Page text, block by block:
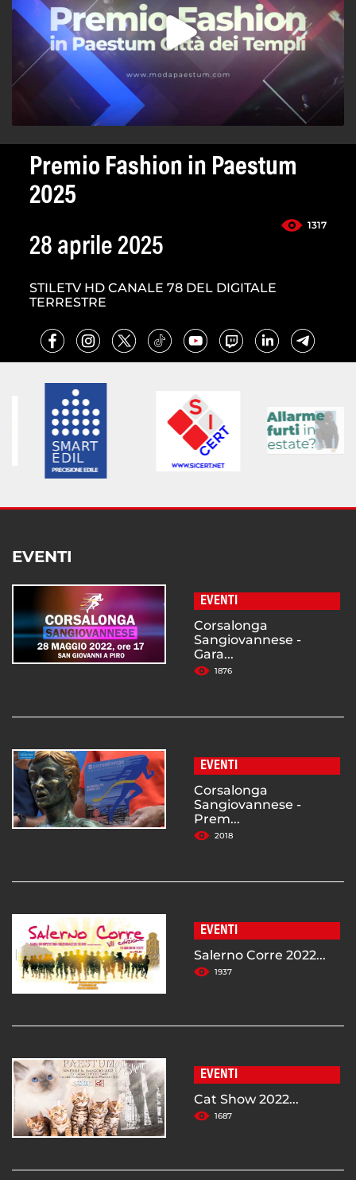
Premio Fashion in Paestum
2025
1317
28 aprile 2025
STILETV HD CANALE 78 DEL DIGITALE
TERRESTRE
EVENTI
EVENTI
Corsalonga
Sangiovannese -
Gara...
1876
EVENTI
Corsalonga
Sangiovannese -
Prem...
2018
EVENTI
Salerno Corre 2022...
1937
EVENTI
Cat Show 2022...
1687